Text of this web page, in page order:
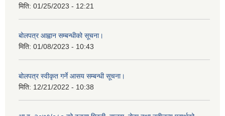
मिति: 01/25/2023 - 12:21
बोलपत्र आह्वान सम्बन्धीको सूचना।
मिति: 01/08/2023 - 10:43
बोलपत्र स्वीकृत गर्ने आसय सम्बन्धी सूचना।
मिति: 12/21/2022 - 10:38